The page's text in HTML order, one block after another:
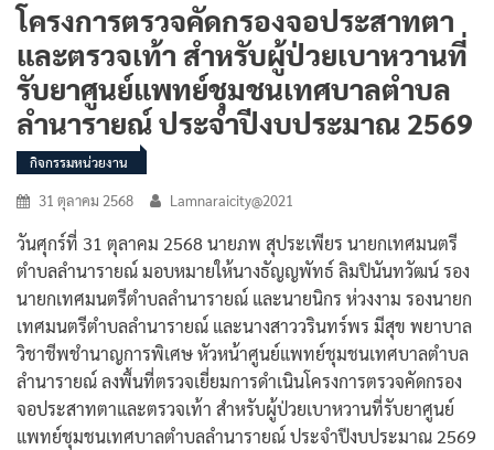
โครงการตรวจคัดกรองจอประสาทตา
และตรวจเท้า สำหรับผู้ป่วยเบาหวานที่
รับยาศูนย์แพทย์ชุมชนเทศบาลตำบล
ลำนารายณ์ ประจำปีงบประมาณ 2569
กิจกรรมหน่วยงาน
31 ตุลาคม 2568 Lamnaraicity@2021
วันศุกร์ที่ 31 ตุลาคม 2568 นายภพ สุประเพียร นายกเทศมนตรี
ตำบลลำนารายณ์ มอบหมายให้นางธัญญพัทธ์ ลิมปินันทวัฒน์ รอง
นายกเทศมนตรีตำบลลำนารายณ์ และนายนิกร ห่วงงาม รองนายก
เทศมนตรีตำบลลำนารายณ์ และนางสาววรินทร์พร มีสุข พยาบาล
วิชาชีพชำนาญการพิเศษ หัวหน้าศูนย์แพทย์ชุมชนเทศบาลตำบล
ลำนารายณ์ ลงพื้นที่ตรวจเยี่ยมการดำเนินโครงการตรวจคัดกรอง
จอประสาทตาและตรวจเท้า สำหรับผู้ป่วยเบาหวานที่รับยาศูนย์
แพทย์ชุมชนเทศบาลตำบลลำนารายณ์ ประจำปีงบประมาณ 2569